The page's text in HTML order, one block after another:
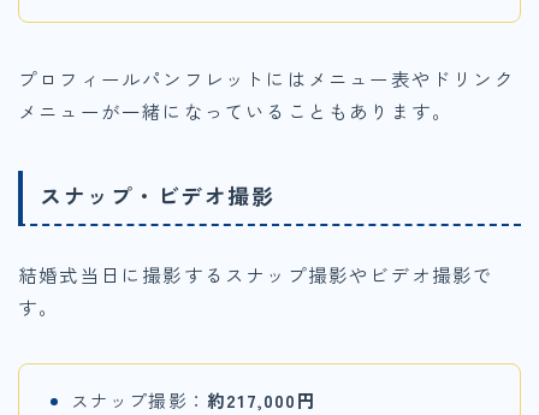
プロフィールパンフレットにはメニュー表やドリンク
メニューが一緒になっていることもあります。
スナップ・ビデオ撮影
結婚式当日に撮影するスナップ撮影やビデオ撮影で
す。
スナップ撮影： 約217,000円